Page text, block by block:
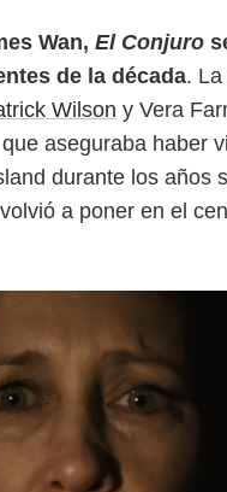
Wan, El Conjuro
de la década.
Wilson y Vera
aseguraba haber
durante los años
a poner en el